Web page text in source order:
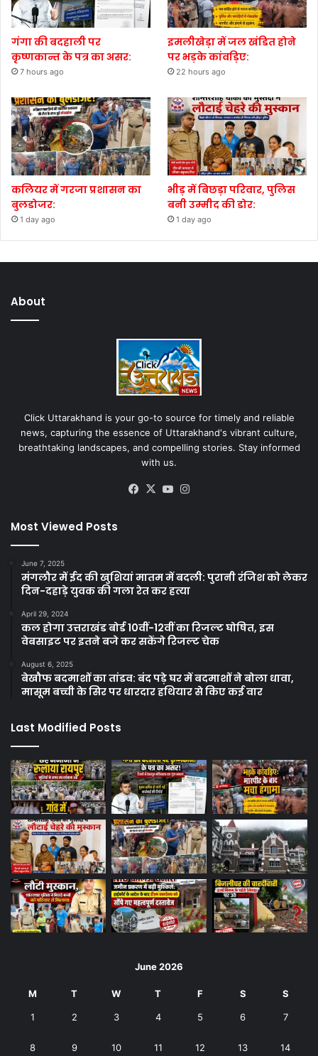
गंगा की बदहाली पर
कृष्णकान्त के पत्र का असर:
7 hours ago
इमलीखेड़ा में जल खंडित होने
पर भड़के कांवड़िए:
22 hours ago
कलियर में गरजा प्रशासन का
बुलडोजर:
1 day ago
भीड़ में बिछड़ा परिवार, पुलिस
बनी उम्मीद की डोर:
1 day ago
About
Click Uttarakhand is your go-to source for timely and reliable
news, capturing the essence of Uttarakhand's vibrant culture,
breathtaking landscapes, and compelling stories. Stay informed
with us.
Facebook
X YouTube
Most Viewed Posts
June 7, 2025
मंगलौर में ईद की खुशियां मातम में बदली: पुरानी रंजिश को लेकर
दिन-दहाड़े युवक की गला रेत कर हत्या
April 29, 2024
कल होगा उत्तराखंड बोर्ड 10वीं-12वीं का रिजल्ट घोषित, इस
वेबसाइट पर इतने बजे कर सकेंगे रिजल्ट चेक
August 6, 2025
बेखौफ बदमाशों का तांडव: बंद पड़े घर में बदमाशों ने बोला धावा,
मासूम बच्ची के सिर पर धारदार हथियार से किए कई वार
Last Modified Posts
June 2026
M T W T F S S
1 2 3 4 5 6 7
8 9 10 11 12 13 14